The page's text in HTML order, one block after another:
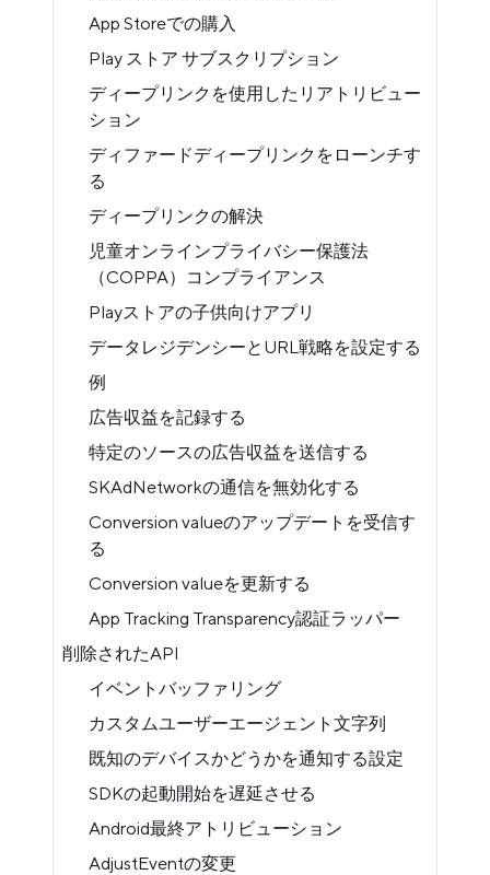
App Storeでの購入
Play ストア サブスクリプション
ディープリンクを使用したリアトリビュー
ション
ディファードディープリンクをローンチす
る
ディープリンクの解決
児童オンラインプライバシー保護法
（COPPA）コンプライアンス
Playストアの子供向けアプリ
データレジデンシーとURL戦略を設定する
例
広告収益を記録する
特定のソースの広告収益を送信する
SKAdNetworkの通信を無効化する
Conversion valueのアップデートを受信す
る
Conversion valueを更新する
App Tracking Transparency認証ラッパー
削除されたAPI
イベントバッファリング
カスタムユーザーエージェント文字列
既知のデバイスかどうかを通知する設定
SDKの起動開始を遅延させる
Android最終アトリビューション
AdjustEventの変更